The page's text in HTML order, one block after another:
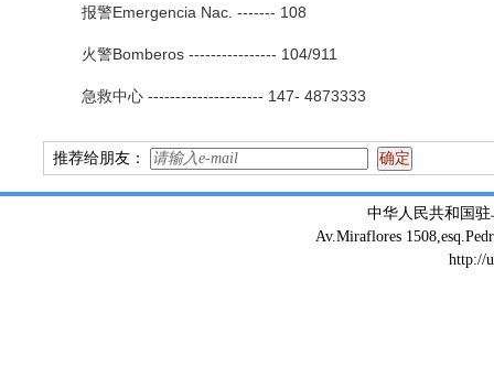
报警Emergencia Nac. ------- 108
火警Bomberos ---------------- 104/911
急救中心 --------------------- 147- 4873333
推荐给朋友：
中华人民共和国
Av.Miraflores
http://